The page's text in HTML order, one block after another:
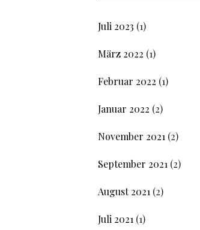
Juli 2023 (1)
März 2022 (1)
Februar 2022 (1)
Januar 2022 (2)
November 2021 (2)
September 2021 (2)
August 2021 (2)
Juli 2021 (1)